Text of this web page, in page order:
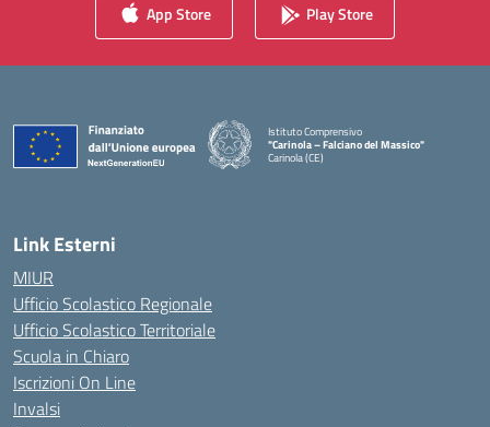
App Store Play Store
Istituto Comprensivo
"Carinola – Falciano del Massico"
Carinola (CE)
Link Esterni
MIUR
Ufficio Scolastico Regionale
Ufficio Scolastico Territoriale
Scuola in Chiaro
Iscrizioni On Line
Invalsi